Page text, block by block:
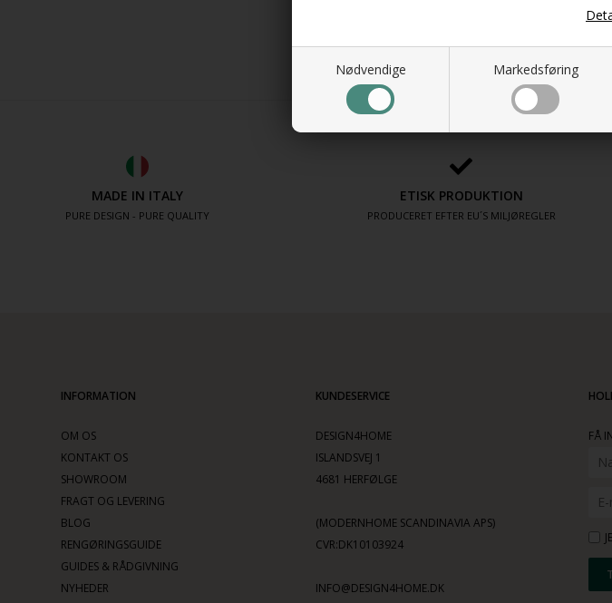
Nødvendige Markedsføring
MADE IN ITALY
PURE DESIGN - PURE QUALITY
ETISK PRODUKTION
PRODUCERET EFTER EU´S MILJØREGLER
INFORMATION
OM OS
KONTAKT OS
SHOWROOM
FRAGT OG LEVERING
BLOG
RENGØRINGSGUIDE
GUIDES & RÅDGIVNING
NYHEDER
KUNDESERVICE
DESIGN4HOME
ISLANDSVEJ 1
4681 HERFØLGE
(MODERNHOME SCANDINAVIA APS)
CVR:DK10103924
INFO@DESIGN4HOME.DK
FÅ